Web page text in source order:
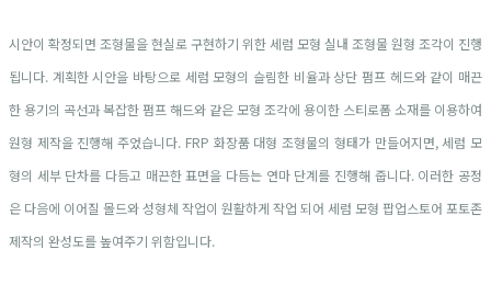
시안이 확정되면 조형물을 현실로 구현하기 위한 세럼 모형 실내 조형물 원형 조각이 진행
됩니다. 계획한 시안을 바탕으로 세럼 모형의 슬림한 비율과 상단 펌프 헤드와 같이 매끈
한 용기의 곡선과 복잡한 펌프 해드와 같은 모형 조각에 용이한 스티로폼 소재를 이용하여
원형 제작을 진행해 주었습니다. FRP 화장품 대형 조형물의 형태가 만들어지면, 세럼 모
형의 세부 단차를 다듬고 매끈한 표면을 다듬는 연마 단계를 진행해 줍니다. 이러한 공정
은 다음에 이어질 몰드와 성형체 작업이 원활하게 작업 되어 세럼 모형 팝업스토어 포토존
제작의 완성도를 높여주기 위함입니다.